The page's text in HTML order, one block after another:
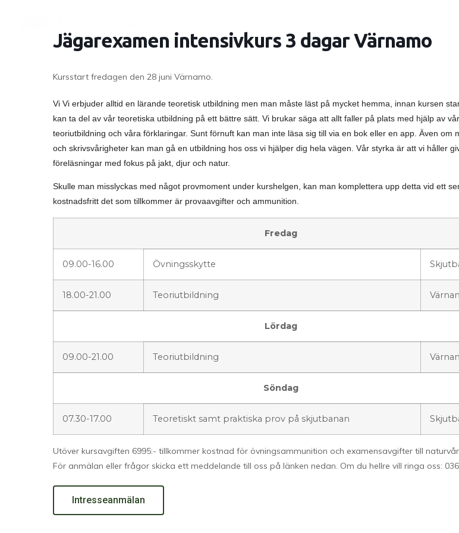
Jägarexamen intensivkurs 3 dagar Värnamo
Kursstart fredagen den 28 juni Värnamo.
Vi Vi erbjuder alltid en lärande teoretisk utbildning men man måste läst på mycket hemma, innan kursen
kan ta del av vår teoretiska utbildning på ett bättre sätt. Vi brukar säga att allt faller på plats med hjälp av vår
teoriutbildning och våra förklaringar. Sunt förnuft kan man inte läsa sig till via en bok eller en app. Även om
och skrivsvårigheter kan man gå en utbildning hos oss vi hjälper dig hela vägen. Vår styrka är att vi håller
föreläsningar med fokus på jakt, djur och natur.
Skulle man misslyckas med något provmoment under kurshelgen, kan man komplettera upp detta vid ett
kostnadsfritt det som tillkommer är provaavgifter och ammunition.
Fredag
09.00-16.00 Övningsskytte
18.00-21.00 Teoriutbildning
Lördag
09.00-21.00 Teoriutbildning
Söndag
07.30-17.00 Teoretiskt samt praktiska prov på skjutbanan
Utöver kursavgiften 6995:- tillkommer kostnad för övningsammunition och examensavgifter till
För anmälan eller frågor skicka ett meddelande till oss på länken nedan. Om du hellre vill ringa oss:
Intresseanmälan